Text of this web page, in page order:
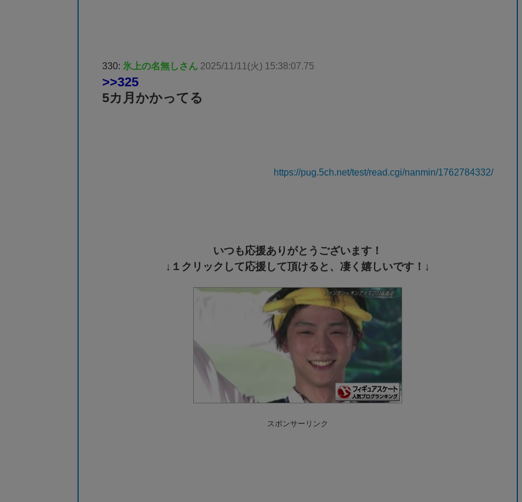
330: 氷上の名無しさん 2025/11/11(火) 15:38:07.75
>>325
5カ月かかってる
https://pug.5ch.net/test/read.cgi/nanmin/1762784332/
いつも応援ありがとうございます！
↓１クリックして応援して頂けると、凄く嬉しいです！↓
スポンサーリンク